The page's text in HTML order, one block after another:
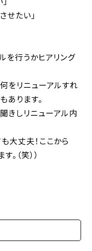
せたい」
を行うかヒアリング
をリニューアルすれ
あります。
きしリニューアル内
大丈夫！ここから
（笑））